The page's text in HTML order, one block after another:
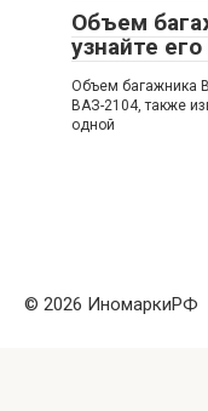
Объем
узнайте
Объем багажника
ВАЗ-2104, также
одной
© 2026 ИномаркиРФ